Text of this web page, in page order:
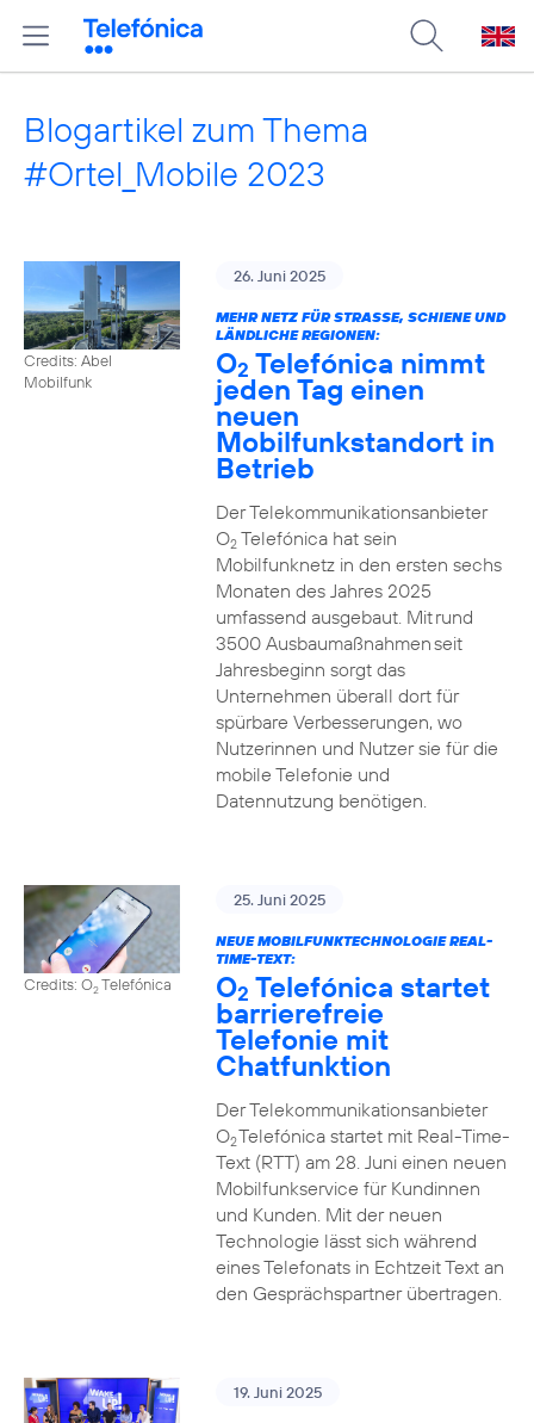
Blogartikel zum Thema
#Ortel_Mobile 2023
Credits: Abel
Mobilfunk
26. Juni 2025
MEHR NETZ FÜR STRASSE, SCHIENE UND L
ÄNDLICHE REGIONEN:
O2 Telefónica nimmt
jeden Tag einen
neuen
Mobilfunkstandort in
Betrieb
Der Telekommunikationsanbieter
O2Telefónica hat sein
Mobilfunknetz in den ersten sechs
Monaten des Jahres 2025
umfassend ausgebaut. Mit rund
3500 Ausbaumaßnahmen seit
Jahresbeginn sorgt das
Unternehmen überall dort für
spürbare Verbesserungen, wo
Nutzerinnen und Nutzer sie für die
mobile Telefonie und
Datennutzung benötigen.
Credits: O2Telefónica
25. Juni 2025
NEUE MOBILFUNKTECHNOLOGIE REAL-
TIME-TEXT:
O2 Telefónica startet
barrierefreie
Telefonie mit
Chatfunktion
Der Telekommunikationsanbieter
O2Telefónica startet mit Real-Time-
Text (RTT) am 28. Juni einen neuen
Mobilfunkservice für Kundinnen
und Kunden. Mit der neuen
Technologie lässt sich während
eines Telefonats in Echtzeit Text an
den Gesprächspartner übertragen.
19. Juni 2025